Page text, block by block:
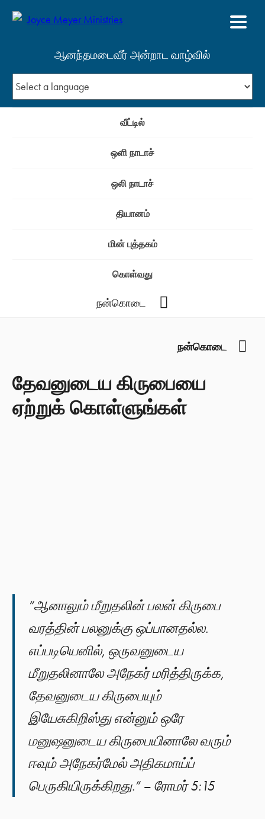
ஆனந்தமடைவீர் அன்றாட வாழ்வில்
வீட்டில்
ஒளி நாடாச்
ஒலி நாடாச்
தியானம்
மின் புத்தகம்
கொள்வது
நன்கொடை
நன்கொடை
தேவனுடைய கிருபையை
ஏற்றுக் கொள்ளுங்கள்
“ஆனாலும் மீறுதலின் பலன் கிருபை
வரத்தின் பலனுக்கு ஒப்பானதல்ல.
எப்படியெனில், ஒருவனுடைய
மீறுதலினாலே அநேகர் மரித்திருக்க,
தேவனுடைய கிருபையும்
இயேசுகிறிஸ்து என்னும் ஒரே
மனுஷனுடைய கிருபையினாலே வரும்
ஈவும் அநேகர்மேல் அதிகமாய்ப்
பெருகியிருக்கிறது.” – ரோமர் 5:15